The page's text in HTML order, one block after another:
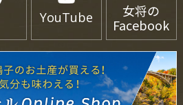
YouTube
女将の
Facebook